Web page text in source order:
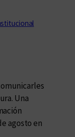
Una
agosto en